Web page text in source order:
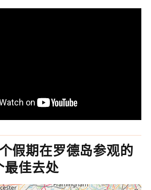
假期在罗德岛参观的
最佳去处